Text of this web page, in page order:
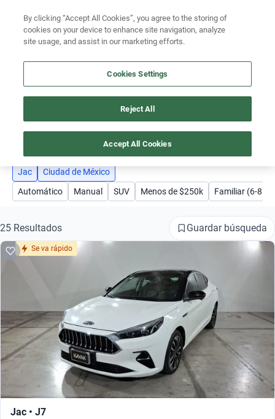
Ubicación
Busca por marca
Busca por modelo
Busca por marca
Busca por modelo
Busca por versión
Busca por año
2
Jac
Ciudad de México
Automático
Manual SUV Menos de $250k Familiar (6-8
25 Resultados Guardar búsqueda
Se va rápido
Jac • J7
By clicking “Accept All Cookies”, you agree to the storing of
cookies on your device to enhance site navigation, analyze
site usage, and assist in our marketing efforts.
Cookies Settings
Reject All
Accept All Cookies